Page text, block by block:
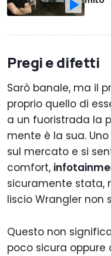
Pregi e difetti
Sarò banale, ma il
proprio quello di
a un fuoristrada la
mente è la sua.
sul mercato e si
comfort,
sicuramente stata,
liscio Wrangler non
Questo non
poco sicura oppure